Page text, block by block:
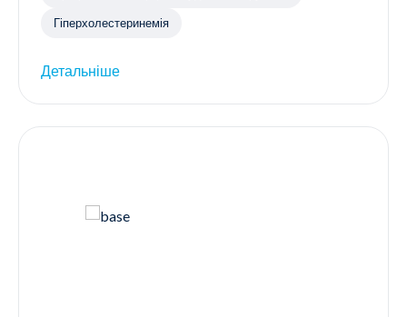
Гіперхолестеринемія
Детальніше